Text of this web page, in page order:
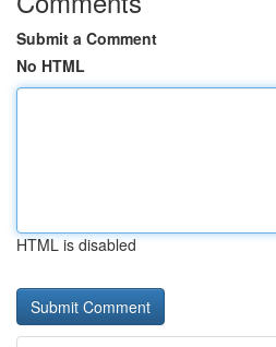
Submit a Comment
No HTML
HTML is disabled